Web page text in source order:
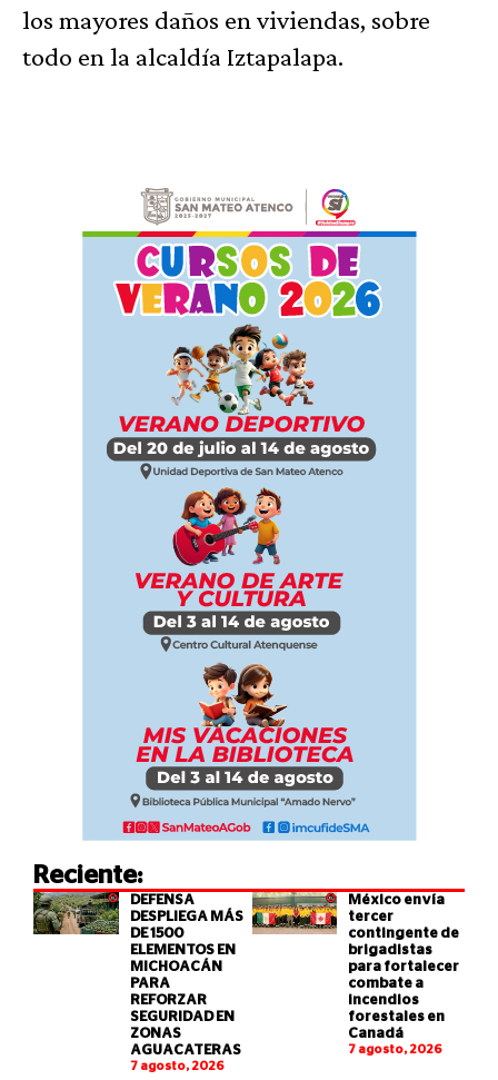
los mayores daños en viviendas, sobre
todo en la alcaldía Iztapalapa.
Reciente:
DEFENSA
DESPLIEGA MÁS
DE 1500
ELEMENTOS EN
MICHOACÁN
PARA
REFORZAR
SEGURIDAD EN
ZONAS
AGUACATERAS
7 agosto, 2026
México envía
tercer
contingente de
brigadistas
para fortalecer
combate a
incendios
forestales en
Canadá
7 agosto, 2026